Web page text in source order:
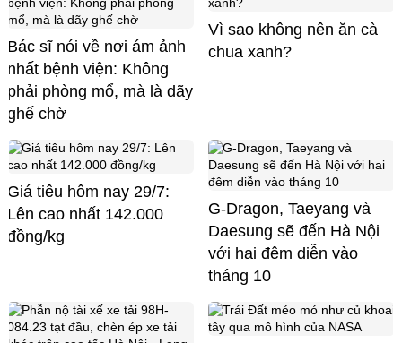
Bác sĩ nói về nơi ám ảnh
nhất bệnh viện: Không
phải phòng mổ, mà là dãy
ghế chờ
Vì sao không nên ăn cà
chua xanh?
Giá tiêu hôm nay 29/7:
Lên cao nhất 142.000
đồng/kg
G-Dragon, Taeyang và
Daesung sẽ đến Hà Nội
với hai đêm diễn vào
tháng 10